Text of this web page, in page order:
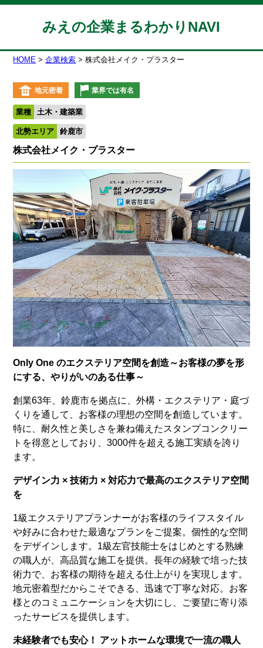
みえの企業まるわかりNAVI
HOME 企業検索 株式会社メイク・プラスター
地元密着 業界では有名
業種 土木・建築業
北勢エリア 鈴鹿市
株式会社メイク・プラスター
Only One のエクステリア空間を創造～お客様の夢を形
にする、やりがいのある仕事～
創業63年、鈴鹿市を拠点に、外構・エクステリア・庭づ
くりを通して、お客様の理想の空間を創造しています。
特に、耐久性と美しさを兼ね備えたスタンプコンクリー
トを得意としており、3000件を超える施工実績を誇り
ます。
デザイン力 × 技術力 × 対応力で最高のエクステリア空間
を
1級エクステリアプランナーがお客様のライフスタイル
や好みに合わせた最適なプランをご提案。個性的な空間
をデザインします。1級左官技能士をはじめとする熟練
の職人が、高品質な施工を提供。長年の経験で培った技
術力で、お客様の期待を超える仕上がりを実現します。
地元密着型だからこそできる、迅速で丁寧な対応。お客
様とのコミュニケーションを大切にし、ご要望に寄り添
ったサービスを提供します。
未経験者でも安心！ アットホームな環境で一流の職人